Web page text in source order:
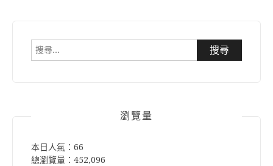
搜
瀏覽量
本日人氣：66
總瀏覽量：452,096